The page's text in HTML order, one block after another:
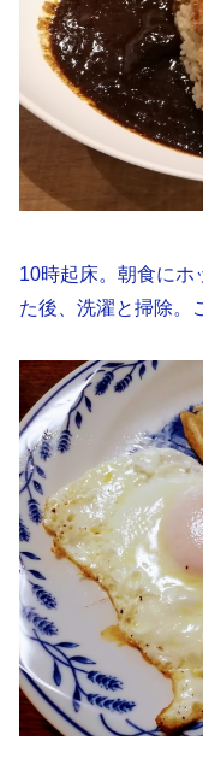
10時起床。朝食にホ
た後、洗濯と掃除。